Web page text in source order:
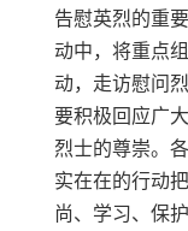
告慰英烈的重
动中，将重点
动，走访慰问
要积极回应广
烈士的尊崇。
实在在的行动
尚、学习、保